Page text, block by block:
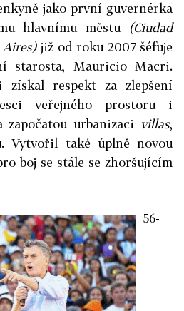
jako první guvernérka
hlavnímu městu (Ciudad
Aires)již od roku 2007 šéfuje
starosta, Mauricio Macri.
respekt za zlepšení
veřejného prostoru i
urbanizaci villas,
Vytvořil také úplně novou
boj se stále se zhoršujícím
56-